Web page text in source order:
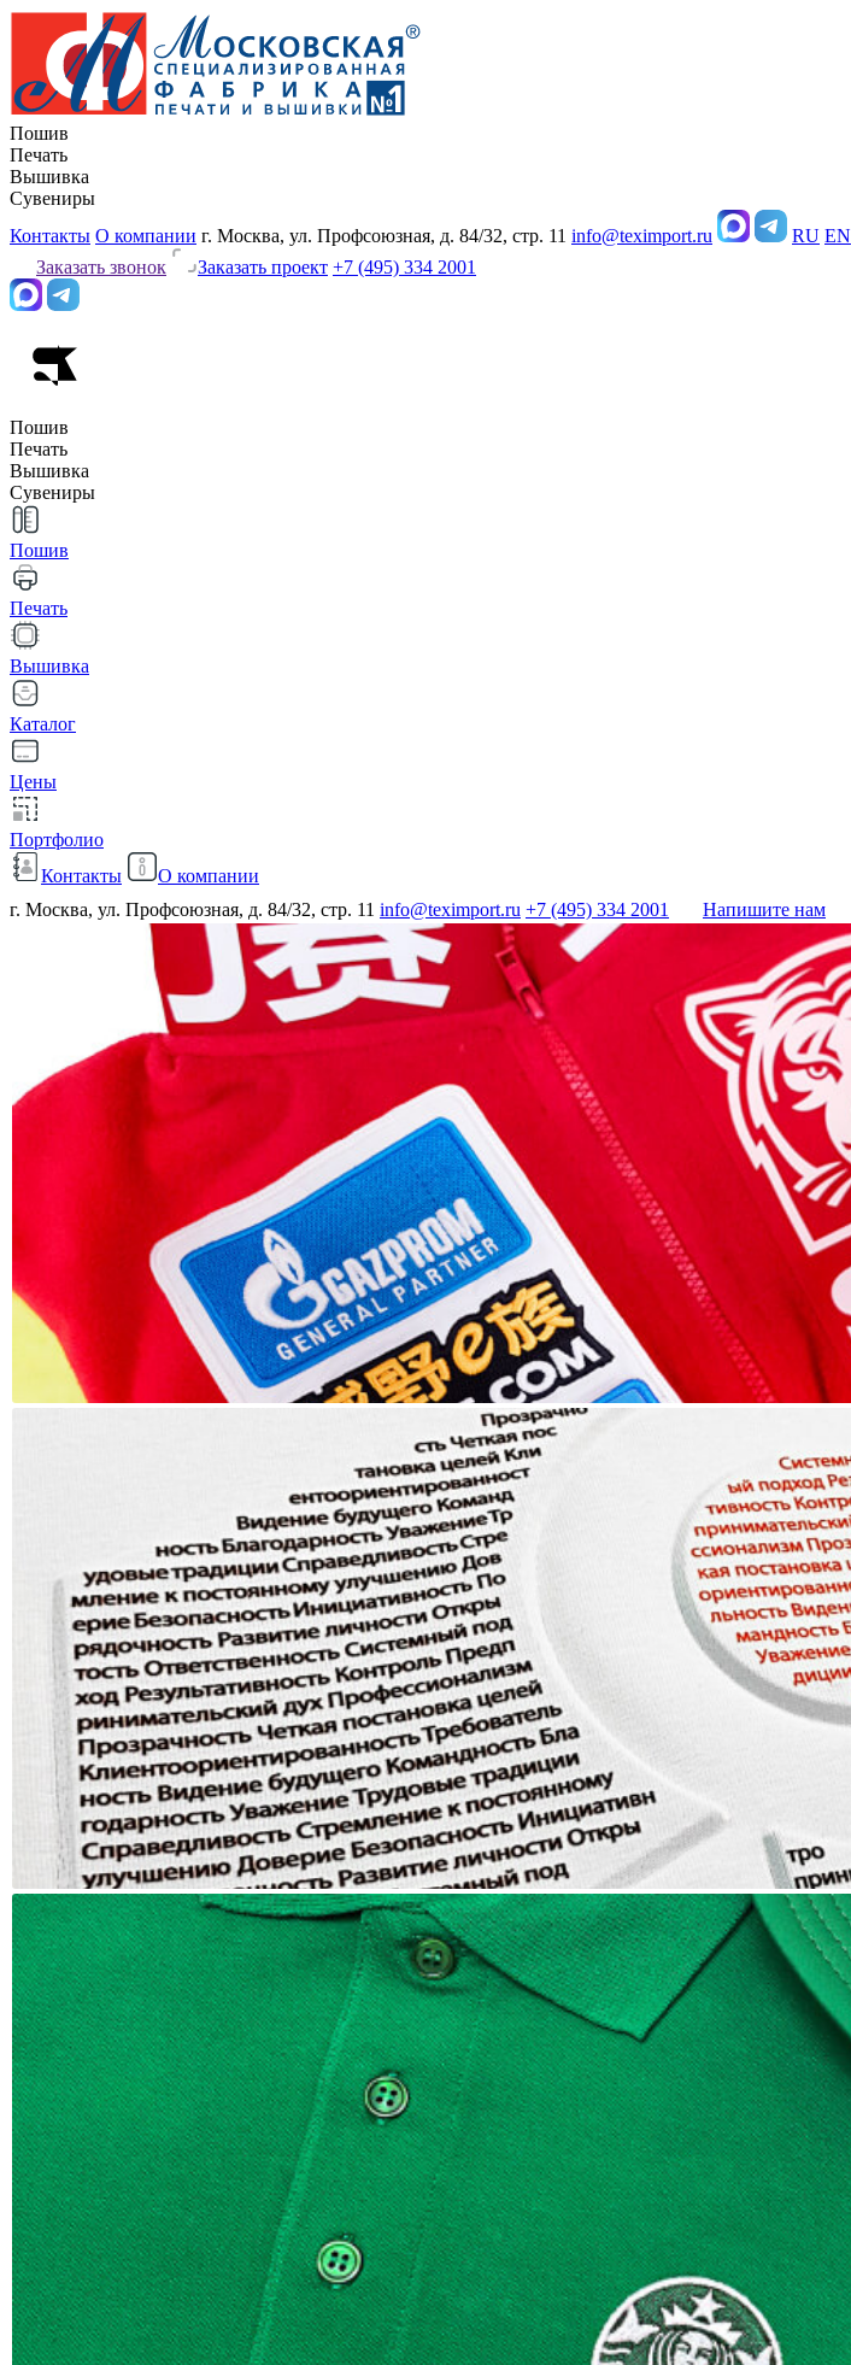
Пошив
Печать
Вышивка
Сувениры
Контакты О компании г. Москва, ул. Профсоюзная, д. 84/32, стр. 11 info@teximport.ru RU EN
Заказать звонок
Заказать проект +7 (495) 334 2001
Пошив
Печать
Вышивка
Сувениры
Пошив
Печать
Вышивка
Каталог
Цены
Портфолио
Контакты
О компании
г. Москва, ул. Профсоюзная, д. 84/32, стр. 11 info@teximport.ru +7 (495) 334 2001 Напишите нам